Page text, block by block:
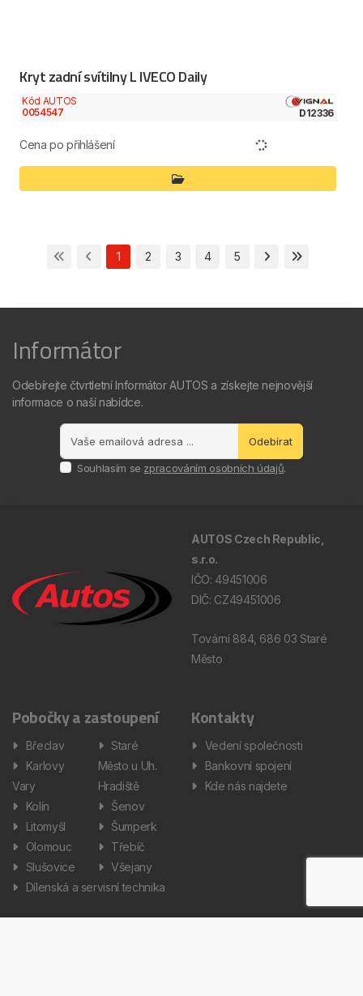
Kryt zadní svítilny L IVECO Daily
Kód AUTOS
0054547
D12336
Cena po přihlášení
1 2 3 4 5
Informátor
Odebírejte čtvrtletní Informátor AUTOS a získejte nejnovější
informace o naší nabídce.
Odebírat
Souhlasím se zpracováním osobních údajů.
AUTOS Czech Republic,
s.r.o.
IČO: 49451006
DIČ: CZ49451006
Tovární 884, 686 03 Staré
Město
Pobočky a zastoupení
Břeclav
Karlovy
Vary
Kolín
Litomyšl
Olomouc
Slušovice
Staré
Město u Uh.
Hradiště
Šenov
Šumperk
Třebíč
Všejany
Dílenská a servisní technika
Kontakty
Vedení společnosti
Bankovní spojení
Kde nás najdete